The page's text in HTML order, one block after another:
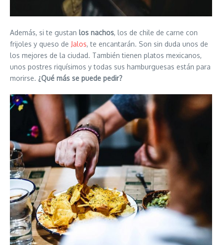
Además, si te gustan los nachos, los de chile de carne con
frijoles y queso de Jalos, te encantarán. Son sin duda unos de
los mejores de la ciudad. También tienen platos mexicanos,
unos postres riquísimos y todas sus hamburguesas están para
morirse. ¿Qué más se puede pedir?